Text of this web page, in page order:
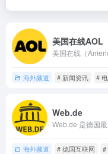
美国在线AOL
美国在线（
海外频道 # 新闻资讯 #
Web.de
Web.de 是德国
海外频道 # 德国互联网 #